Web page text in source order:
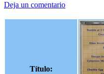
Deja un comentario
Título: